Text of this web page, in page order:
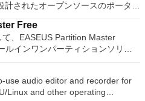
されたオープンソースのポータブ
このプログラムには、複数の同期モ
表現をサポートしたファイルおよ
よび除外など、多くの高度な機能
\\ NetDrive \」や「UsbKey」など
メントも理解します。スケジュー
ェイス、およびコマンドラインモ
機能は次のとおりです。 単方向ま
ための柔軟なオプション。 バッ
Free
、EASEUS Partition Master
インワンパーティションソリュ
理ユーティリティです。パーティシ
ライブ用）、ディスク領域の管
ィションテーブル（GPT）ディス
の解決を可能にします。 パーテ
use audio editor and recorder for
Linux and other operating